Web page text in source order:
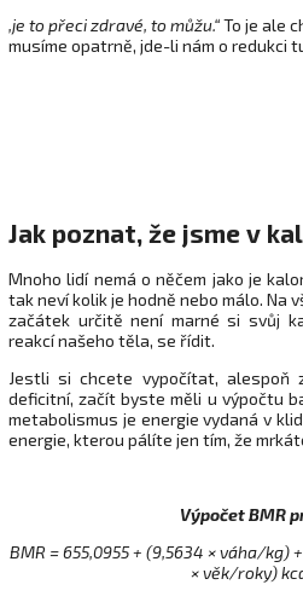
,je to přeci zdravé, to můžu.“To je ale
musíme opatrně, jde-li nám o redukci
Jak poznat, že jsme v
Mnoho lidí nemá o něčem jako je
tak neví kolik je hodně nebo málo. Na
začátek určitě není marné si svůj
reakcí našeho těla, se řídit.
Jestli si chcete vypočítat, alespoň
deficitní, začít byste měli u výpočtu
metabolismus je energie vydaná v
energie, kterou pálíte jen tím, že
Výpočet BMR
BMR = 655,0955 + (9,5634 × váha/kg)
× věk/roky)